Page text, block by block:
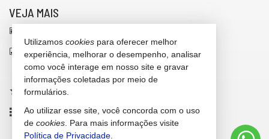
VEJA MAIS
indicadores financeiros
cadastre seu imóvel
imóveis favoritos
mapa de imóveis
Utilizamos cookies para oferecer melhor
experiência, melhorar o desempenho, analisar
como você interage em nosso site e gravar
informações coletadas por meio de
formulários.
Ao utilizar esse site, você concorda com o uso
de cookies . Para mais informações visite
Política de Privacidade